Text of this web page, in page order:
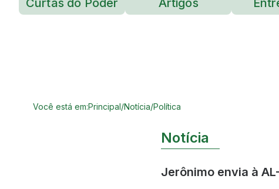
Curtas do Poder Artigos
Você está em:Principal/Notícia/Política
Notícia
Jerônimo envia à